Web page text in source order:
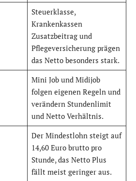
Steuerklasse,
Krankenkassen
Zusatzbeitrag und
Pflegeversicherung prägen
das Netto besonders stark.
Mini Job und Midijob
folgen eigenen Regeln und
verändern Stundenlimit
und Netto Verhältnis.
Der Mindestlohn steigt auf
14,60 Euro brutto pro
Stunde, das Netto Plus
fällt meist geringer aus.